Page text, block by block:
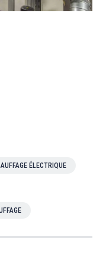
ÉLECTRIQUE